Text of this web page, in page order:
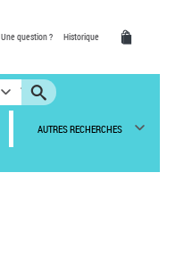
Une question ? Historique
AUTRES RECHERCHES